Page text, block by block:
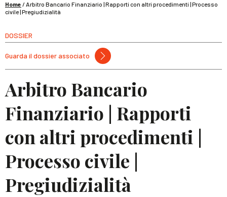
Home /Arbitro Bancario Finanziario | Rapporti con altri procedimenti | Processo
civile | Pregiudizialità
DOSSIER
Guarda il dossier associato
Arbitro Bancario
Finanziario | Rapporti
con altri procedimenti |
Processo civile |
Pregiudizialità